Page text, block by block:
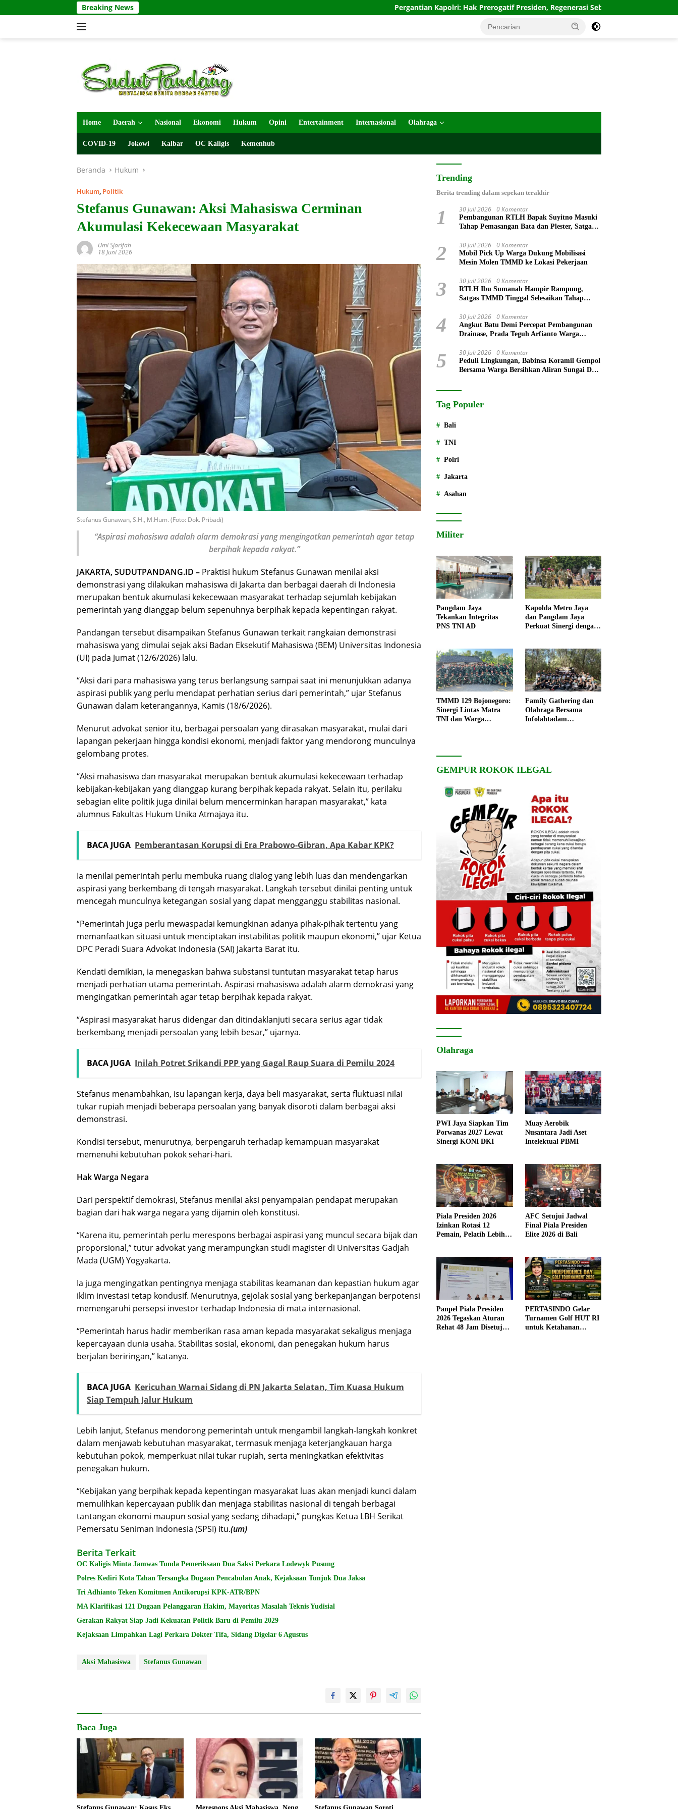
ke
Breaking News Pergantian Kapolri: Hak Prerogatif Presiden, Regenerasi Sebuah Keniscayaan
Home Daerah Nasional Ekonomi Hukum Opini Entertainment Internasional Olahraga
COVID-19 Jokowi Kalbar OC Kaligis Kemenhub
Beranda Hukum
Hukum, Politik
Stefanus Gunawan: Aksi Mahasiswa Cerminan
Akumulasi Kekecewaan Masyarakat
Umi Sjarifah
18 Juni 2026
Stefanus Gunawan, S.H., M.Hum. (Foto: Dok. Pribadi)
“Aspirasi mahasiswa adalah alarm demokrasi yang mengingatkan pemerintah agar tetap
berpihak kepada rakyat.”
JAKARTA, SUDUTPANDANG.ID – Praktisi hukum Stefanus Gunawan menilai aksi
demonstrasi yang dilakukan mahasiswa di Jakarta dan berbagai daerah di Indonesia
merupakan bentuk akumulasi kekecewaan masyarakat terhadap sejumlah kebijakan
pemerintah yang dianggap belum sepenuhnya berpihak kepada kepentingan rakyat.
Pandangan tersebut disampaikan Stefanus Gunawan terkait rangkaian demonstrasi
mahasiswa yang dimulai sejak aksi Badan Eksekutif Mahasiswa (BEM) Universitas Indonesia
(UI) pada Jumat (12/6/2026) lalu.
“Aksi dari para mahasiswa yang terus berlangsung sampai saat ini menunjukkan adanya
aspirasi publik yang perlu mendapat perhatian serius dari pemerintah,” ujar Stefanus
Gunawan dalam keterangannya, Kamis (18/6/2026).
Menurut advokat senior itu, berbagai persoalan yang dirasakan masyarakat, mulai dari
lapangan pekerjaan hingga kondisi ekonomi, menjadi faktor yang mendorong munculnya
gelombang protes.
“Aksi mahasiswa dan masyarakat merupakan bentuk akumulasi kekecewaan terhadap
kebijakan-kebijakan yang dianggap kurang berpihak kepada rakyat. Selain itu, perilaku
sebagian elite politik juga dinilai belum mencerminkan harapan masyarakat,” kata
alumnus Fakultas Hukum Unika Atmajaya itu.
BACA JUGA Pemberantasan Korupsi di Era Prabowo-Gibran, Apa Kabar KPK?
Ia menilai pemerintah perlu membuka ruang dialog yang lebih luas dan mendengarkan
aspirasi yang berkembang di tengah masyarakat. Langkah tersebut dinilai penting untuk
mencegah munculnya ketegangan sosial yang dapat mengganggu stabilitas nasional.
“Pemerintah juga perlu mewaspadai kemungkinan adanya pihak-pihak tertentu yang
memanfaatkan situasi untuk menciptakan instabilitas politik maupun ekonomi,” ujar Ketua
DPC Peradi Suara Advokat Indonesia (SAI) Jakarta Barat itu.
Kendati demikian, ia menegaskan bahwa substansi tuntutan masyarakat tetap harus
menjadi perhatian utama pemerintah. Aspirasi mahasiswa adalah alarm demokrasi yang
mengingatkan pemerintah agar tetap berpihak kepada rakyat.
“Aspirasi masyarakat harus didengar dan ditindaklanjuti secara serius agar tidak
berkembang menjadi persoalan yang lebih besar,” ujarnya.
BACA JUGA Inilah Potret Srikandi PPP yang Gagal Raup Suara di Pemilu 2024
Stefanus menambahkan, isu lapangan kerja, daya beli masyarakat, serta fluktuasi nilai
tukar rupiah menjadi beberapa persoalan yang banyak disoroti dalam berbagai aksi
demonstrasi.
Kondisi tersebut, menurutnya, berpengaruh terhadap kemampuan masyarakat
memenuhi kebutuhan pokok sehari-hari.
Hak Warga Negara
Dari perspektif demokrasi, Stefanus menilai aksi penyampaian pendapat merupakan
bagian dari hak warga negara yang dijamin oleh konstitusi.
“Karena itu, pemerintah perlu merespons berbagai aspirasi yang muncul secara bijak dan
proporsional,” tutur advokat yang merampungkan studi magister di Universitas Gadjah
Mada (UGM) Yogyakarta.
Ia juga mengingatkan pentingnya menjaga stabilitas keamanan dan kepastian hukum agar
iklim investasi tetap kondusif. Menurutnya, gejolak sosial yang berkepanjangan berpotensi
memengaruhi persepsi investor terhadap Indonesia di mata internasional.
“Pemerintah harus hadir memberikan rasa aman kepada masyarakat sekaligus menjaga
kepercayaan dunia usaha. Stabilitas sosial, ekonomi, dan penegakan hukum harus
berjalan beriringan,” katanya.
BACA JUGA Kericuhan Warnai Sidang di PN Jakarta Selatan, Tim Kuasa Hukum
Siap Tempuh Jalur Hukum
Lebih lanjut, Stefanus mendorong pemerintah untuk mengambil langkah-langkah konkret
dalam menjawab kebutuhan masyarakat, termasuk menjaga keterjangkauan harga
kebutuhan pokok, memperkuat nilai tukar rupiah, serta meningkatkan efektivitas
penegakan hukum.
“Kebijakan yang berpihak kepada kepentingan masyarakat luas akan menjadi kunci dalam
memulihkan kepercayaan publik dan menjaga stabilitas nasional di tengah berbagai
tantangan ekonomi maupun sosial yang sedang dihadapi,” pungkas Ketua LBH Serikat
Pemersatu Seniman Indonesia (SPSI) itu.(um)
Berita Terkait
OC Kaligis Minta Jamwas Tunda Pemeriksaan Dua Saksi Perkara Lodewyk Pusung
Polres Kediri Kota Tahan Tersangka Dugaan Pencabulan Anak, Kejaksaan Tunjuk Dua Jaksa
Tri Adhianto Teken Komitmen Antikorupsi KPK-ATR/BPN
MA Klarifikasi 121 Dugaan Pelanggaran Hakim, Mayoritas Masalah Teknis Yudisial
Gerakan Rakyat Siap Jadi Kekuatan Politik Baru di Pemilu 2029
Kejaksaan Limpahkan Lagi Perkara Dokter Tifa, Sidang Digelar 6 Agustus
Aksi Mahasiswa Stefanus Gunawan
Baca Juga
Trending
Berita trending dalam sepekan terakhir
1 30 Juli 2026 0 Komentar
Pembangunan RTLH Bapak Suyitno Masuki
Tahap Pemasangan Bata dan Plester, Satgas
2 30 Juli 2026 0 Komentar
Mobil Pick Up Warga Dukung Mobilisasi
Mesin Molen TMMD ke Lokasi Pekerjaan
3 30 Juli 2026 0 Komentar
RTLH Ibu Sumanah Hampir Rampung,
Satgas TMMD Tinggal Selesaikan Tahap
4 30 Juli 2026 0 Komentar
Angkut Batu Demi Percepat Pembangunan
Drainase, Prada Teguh Arfianto Warga
5 30 Juli 2026 0 Komentar
Peduli Lingkungan, Babinsa Koramil Gempol
Bersama Warga Bersihkan Aliran Sungai Desa
Tag Populer
Bali
TNI
Polri
Jakarta
Asahan
Militer
Pangdam Jaya
Tekankan Integritas
PNS TNI AD
Kapolda Metro Jaya
dan Pangdam Jaya
Perkuat Sinergi dengan
TMMD 129 Bojonegoro:
Sinergi Lintas Matra
TNI dan Warga
Family Gathering dan
Olahraga Bersama
Infolahtadam
GEMPUR ROKOK ILEGAL
Olahraga
PWI Jaya Siapkan Tim
Porwanas 2027 Lewat
Sinergi KONI DKI
Muay Aerobik
Nusantara Jadi Aset
Intelektual PBMI
Piala Presiden 2026
Izinkan Rotasi 12
Pemain, Pelatih Lebih
AFC Setujui Jadwal
Final Piala Presiden
Elite 2026 di Bali
Panpel Piala Presiden
2026 Tegaskan Aturan
Rehat 48 Jam Disetujui
PERTASINDO Gelar
Turnamen Golf HUT RI
untuk Ketahanan